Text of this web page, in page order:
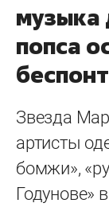
музыка
попса
Звезда
артисты
бомжи»,
Годунове»